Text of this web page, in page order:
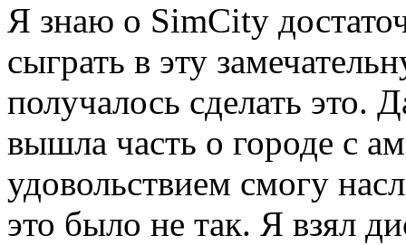
Я знаю о SimCity
сыграть в эту
получалось сделать это.
вышла часть о городе с
удовольствием смогу
это было не так. Я взял